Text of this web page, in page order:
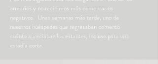
armarios y no recibimos más comentarios
negativos. Unas semanas más tarde, uno de
nuestros huéspedes que regresaban comentó
cuánto apreciaban los estantes, incluso para una
estadía corta.